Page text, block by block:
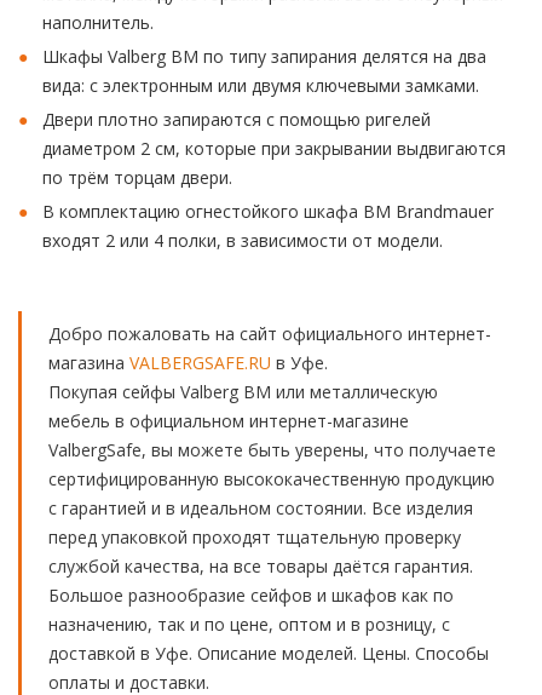
наполнитель.
Шкафы Valberg BM по типу запирания делятся на два
вида: с электронным или двумя ключевыми замками.
Двери плотно запираются с помощью ригелей
диаметром 2 см, которые при закрывании выдвигаются
по трём торцам двери.
В комплектацию огнестойкого шкафа BM Brandmauer
входят 2 или 4 полки, в зависимости от модели.
Добро пожаловать на сайт официального интернет-
магазина VALBERGSAFE.RU в Уфе.
Покупая сейфы Valberg BM или металлическую
мебель в официальном интернет-магазине
ValbergSafe, вы можете быть уверены, что получаете
сертифицированную высококачественную продукцию
с гарантией и в идеальном состоянии. Все изделия
перед упаковкой проходят тщательную проверку
службой качества, на все товары даётся гарантия.
Большое разнообразие сейфов и шкафов как по
назначению, так и по цене, оптом и в розницу, с
доставкой в Уфе. Описание моделей. Цены. Способы
оплаты и доставки.